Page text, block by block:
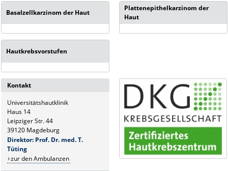
Basalzellkarzinom der Haut
Plattenepithelkarzinom der
Haut
Hautkrebsvorstufen
Kontakt
Universitätshautklinik
Haus 14
Leipziger Str. 44
39120 Magdeburg
Direktor: Prof. Dr. med. T.
Tüting
zur den Ambulanzen